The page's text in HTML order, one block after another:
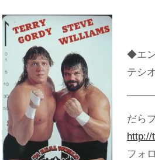
◆エ
テシ
だら
http://
フォ